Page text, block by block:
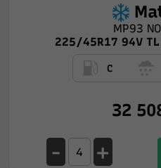
MP93
225/45R17 94V TL
C
32
- +